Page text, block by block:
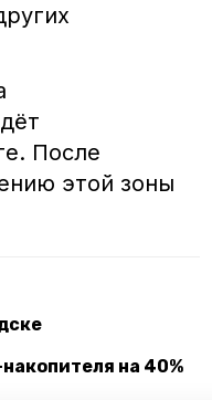
После
этой зоны
на 40%